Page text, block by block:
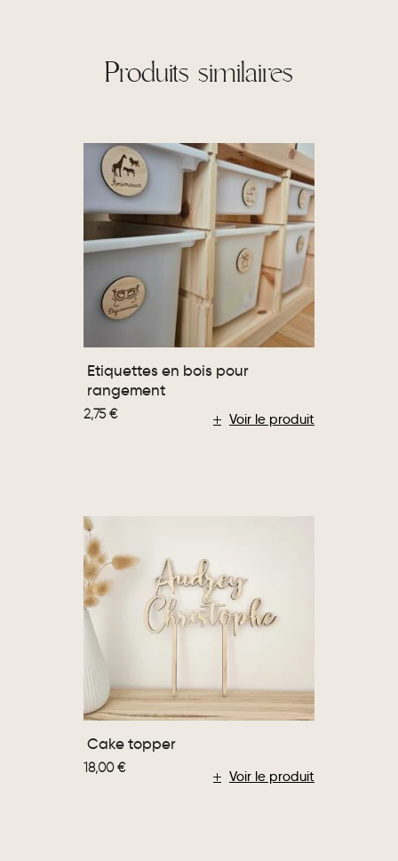
Produits similaires
Voir le produit
Etiquettes en bois pour
rangement
2,75 €
Voir le produit
Cake topper
18,00€